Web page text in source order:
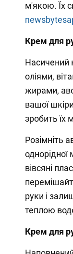
м'якою. Їх
Крем для
Насичений
оліями,
жирами,
вашої
зробить їх
Розімніть
вівсяні
руки і
теплою
Крем для